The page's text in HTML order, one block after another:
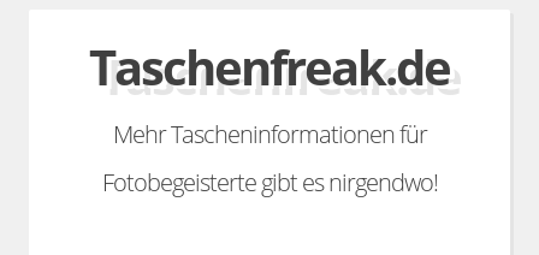
Taschenfreak.de
Mehr Tascheninformationen für
Fotobegeisterte gibt es nirgendwo!